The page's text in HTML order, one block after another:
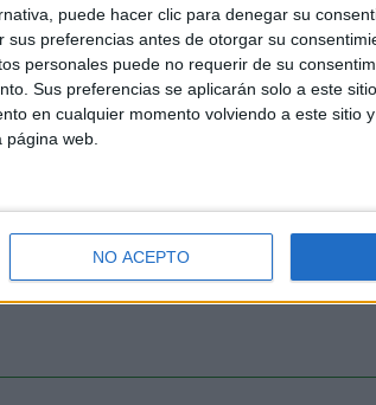
puede hacer clic para denegar su
preferencias antes de otorgar su
personales puede no requerir de su
Sus preferencias se aplicarán solo a este
en cualquier momento volviendo a este sitio
web.
NO ACEPTO